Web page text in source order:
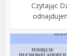
Czytając